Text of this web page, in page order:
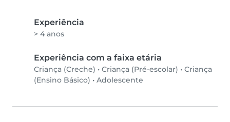
Experiência
> 4 anos
Experiência com a faixa etária
Criança (Creche) • Criança (Pré-escolar) • Criança
(Ensino Básico) • Adolescente